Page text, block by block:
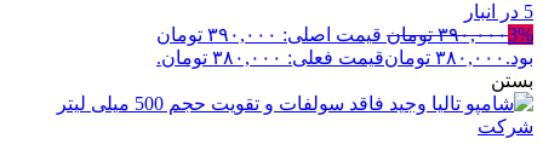
5 در انبار
3%۳۹۰,۰۰۰ تومان
قیمت اصلی: ۳۹۰,۰۰۰ تومان
بود. ۳۸۰,۰۰۰ تومانقیمت فعلی: ۳۸۰,۰۰۰ تومان.
بستن